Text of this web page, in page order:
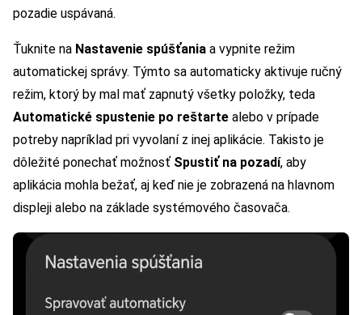
pozadie uspávaná.
Ťuknite na Nastavenie spúšťania a vypnite režim
automatickej správy. Týmto sa automaticky aktivuje ručný
režim, ktorý by mal mať zapnutý všetky položky, teda
Automatické spustenie po reštarte alebo v prípade
potreby napríklad pri vyvolaní z inej aplikácie. Takisto je
dôležité ponechať možnosť Spustiť na pozadí, aby
aplikácia mohla bežať, aj keď nie je zobrazená na hlavnom
displeji alebo na základe systémového časovača.